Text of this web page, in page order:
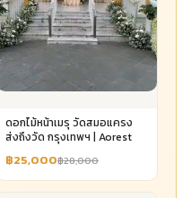
ดอกไม้หน้าเมรุ วัดสมอแครง
ส่งถึงวัด กรุงเทพฯ | Aorest
฿25,000฿28,000